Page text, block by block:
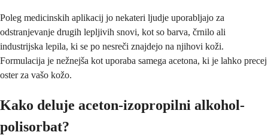
Poleg medicinskih aplikacij jo nekateri ljudje uporabljajo za
odstranjevanje drugih lepljivih snovi, kot so barva, črnilo ali
industrijska lepila, ki se po nesreči znajdejo na njihovi koži.
Formulacija je nežnejša kot uporaba samega acetona, ki je lahko precej
oster za vašo kožo.
Kako deluje aceton-izopropilni alkohol-
polisorbat?